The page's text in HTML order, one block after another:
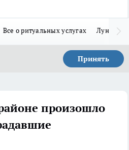
Все о ритуальных услугах Лунно-
Принять
произошло